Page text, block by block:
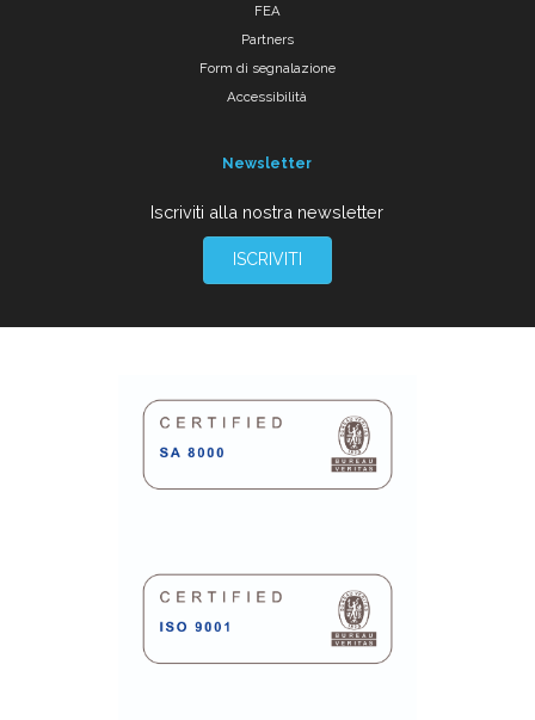
FEA
Partners
Form di segnalazione
Accessibilità
Newsletter
Iscriviti alla nostra newsletter
ISCRIVITI